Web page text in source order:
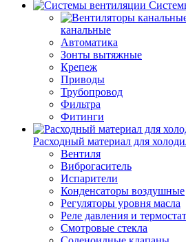
канальные
Автоматика
Зонты вытяжные
Крепеж
Приводы
Трубопровод
Фильтра
Фитинги
Расходный материал для
Вентиля
Виброгаситель
Испарители
Конденсаторы воздушные
Регуляторы уровня масла
Реле давления и
Смотровые стекла